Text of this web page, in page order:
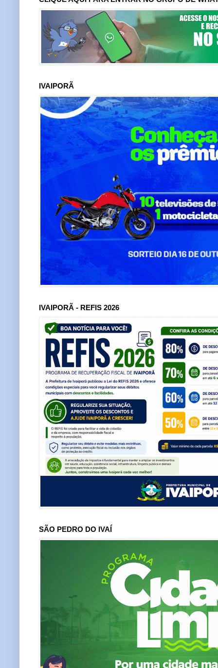
IVAIPORÃ
IVAIPORÃ - REFIS 2026
SÃO PEDRO DO IVAÍ